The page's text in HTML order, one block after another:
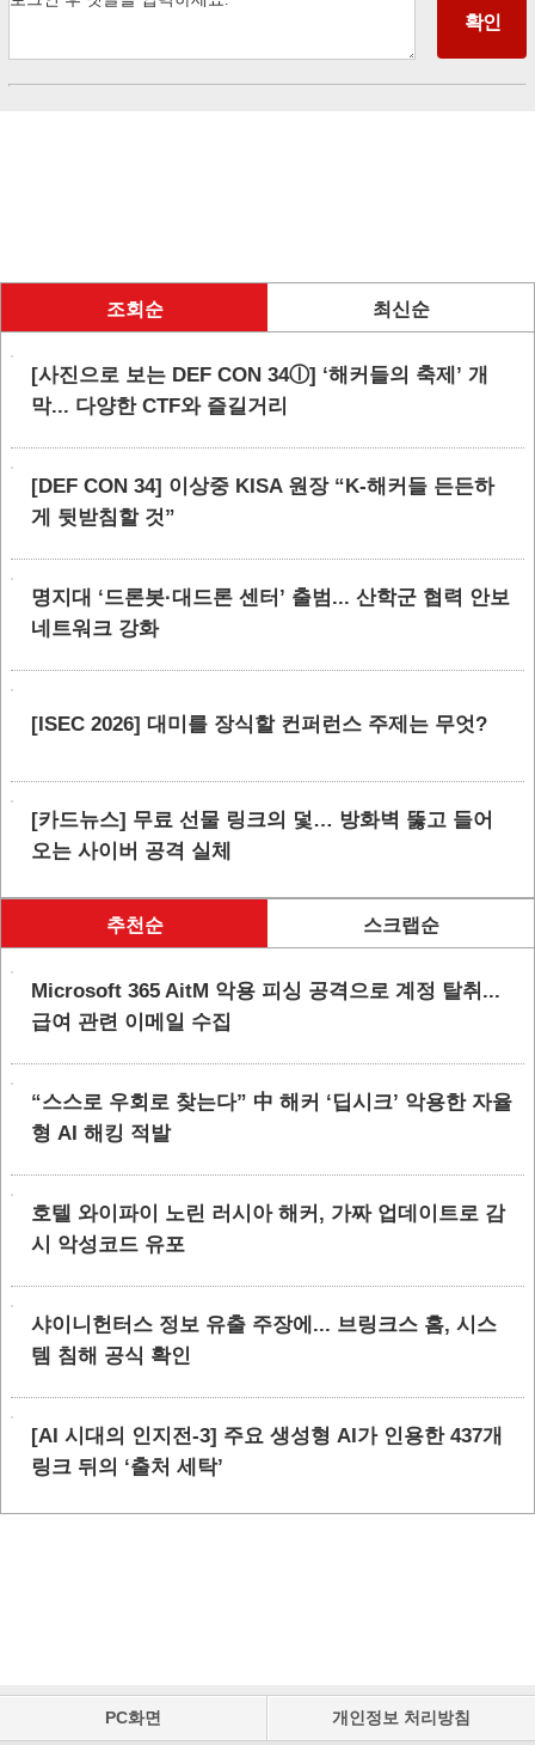
조회순 최신순
[사진으로 보는 DEF CON 34ⓛ] ‘해커들의 축제’ 개
막... 다양한 CTF와 즐길거리
[DEF CON 34] 이상중 KISA 원장 “K-해커들 든든하
게 뒷받침할 것”
명지대 ‘드론봇·대드론 센터’ 출범... 산학군 협력 안보
네트워크 강화
[ISEC 2026] 대미를 장식할 컨퍼런스 주제는 무엇?
[카드뉴스] 무료 선물 링크의 덫… 방화벽 뚫고 들어
오는 사이버 공격 실체
추천순 스크랩순
Microsoft 365 AitM 악용 피싱 공격으로 계정 탈취...
급여 관련 이메일 수집
“스스로 우회로 찾는다” 中 해커 ‘딥시크’ 악용한 자율
형 AI 해킹 적발
호텔 와이파이 노린 러시아 해커, 가짜 업데이트로 감
시 악성코드 유포
샤이니헌터스 정보 유출 주장에... 브링크스 홈, 시스
템 침해 공식 확인
[AI 시대의 인지전-3] 주요 생성형 AI가 인용한 437개
링크 뒤의 ‘출처 세탁’
PC화면 개인정보 처리방침